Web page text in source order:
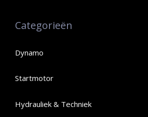
Categorieën
Dynamo
Startmotor
Hydrauliek & Techniek